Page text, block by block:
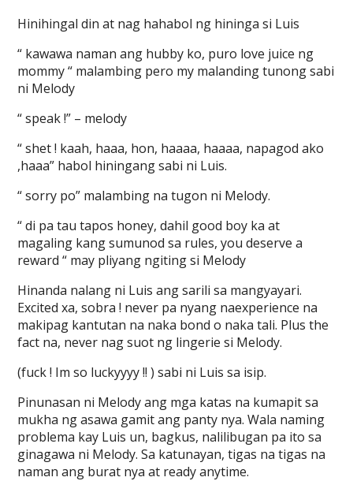
Hinihingal din at nag hahabol ng hininga si Luis
“ kawawa naman ang hubby ko, puro love juice ng
mommy “ malambing pero my malanding tunong sabi
ni Melody
“ speak !” – melody
“ shet ! kaah, haaa, hon, haaaa, haaaa, napagod ako
,haaa” habol hiningang sabi ni Luis.
“ sorry po” malambing na tugon ni Melody.
“ di pa tau tapos honey, dahil good boy ka at
magaling kang sumunod sa rules, you deserve a
reward “ may pliyang ngiting si Melody
Hinanda nalang ni Luis ang sarili sa mangyayari.
Excited xa, sobra ! never pa nyang naexperience na
makipag kantutan na naka bond o naka tali. Plus the
fact na, never nag suot ng lingerie si Melody.
(fuck ! Im so luckyyyy !! ) sabi ni Luis sa isip.
Pinunasan ni Melody ang mga katas na kumapit sa
mukha ng asawa gamit ang panty nya. Wala naming
problema kay Luis un, bagkus, nalilibugan pa ito sa
ginagawa ni Melody. Sa katunayan, tigas na tigas na
naman ang burat nya at ready anytime.